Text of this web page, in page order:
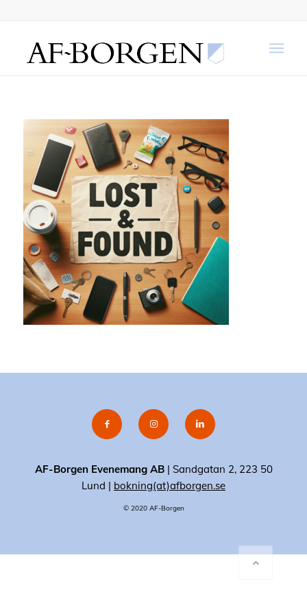
AF-Borgen Evenemang AB| Sandgatan 2, 223 50
Lund | bokning(at)afborgen.se
© 2020 AF-Borgen